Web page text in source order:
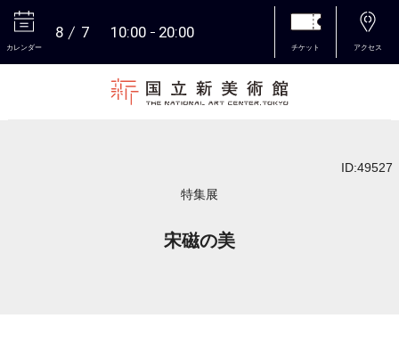
カレンダー
8 7 10:00 20:00
チケット アクセス
ID:49527
特集展
宋磁の美